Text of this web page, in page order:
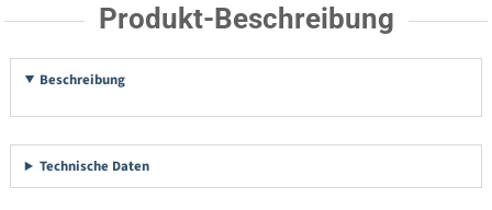
Produkt-Beschreibung
Beschreibung
Technische Daten